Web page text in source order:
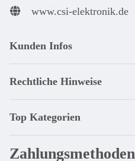
www.csi-elektronik.de
Kunden Infos
Rechtliche Hinweise
Top Kategorien
Zahlungsmethoden